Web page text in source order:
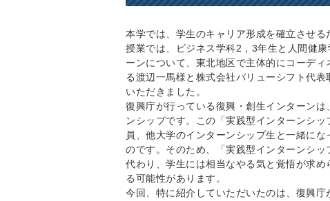
本学では、学生のキャリア形成を確立させ
授業では、ビジネス学科2，3年生と人間健
ーンについて、東北地区で主体的にコーデ
る渡辺一馬様と株式会社バリューシフト代
いただきました。
復興庁が行っている復興・創生インターン
ンシップです。この「実践型インターンシ
員、他大学のインターンシップ生と一緒に
のです。そのため、「実践型インターンシ
代わり、学生には相当なやる気と覚悟が求
る可能性があります。
今回、特に紹介していただいたのは、復興